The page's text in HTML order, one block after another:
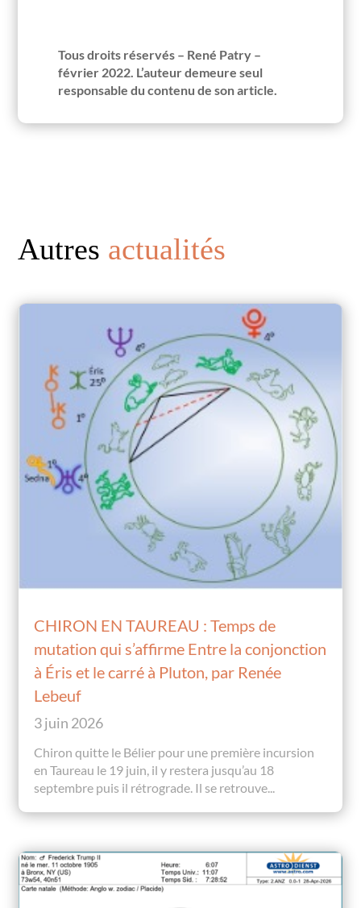
Tous droits réservés – René Patry –
février 2022. L’auteur demeure seul
responsable du contenu de son article.
Autres actualités
CHIRON EN TAUREAU : Temps de
mutation qui s’affirme Entre la conjonction
à Éris et le carré à Pluton, par Renée
Lebeuf
3 juin 2026
Chiron quitte le Bélier pour une première incursion
en Taureau le 19 juin, il y restera jusqu’au 18
septembre puis il rétrograde. Il se retrouve...